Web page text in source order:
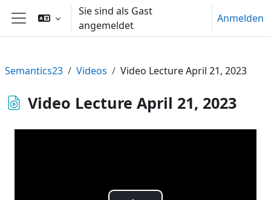
Zum Hauptinhalt
Website-Übersicht
Sie sind als Gast
angemeldet
Anmelden
Semantics23 Videos Video Lecture April 21, 2023
Video Lecture April 21, 2023